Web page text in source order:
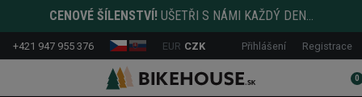
CENOVÉ ŠÍLENSTVÍ! UŠETŘI S NÁMI KAŽDÝ DEN...
+421 947 955 376 EUR CZK Přihlášení Registrace
0